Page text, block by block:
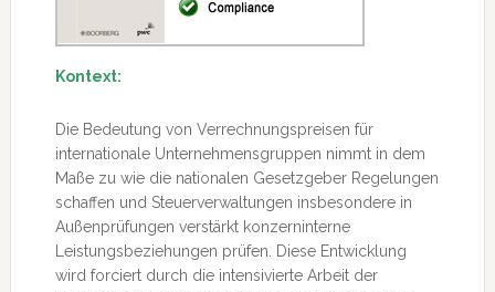
Kontext:
Die Bedeutung von Verrechnungspreisen für
internationale Unternehmensgruppen nimmt in dem
Maße zu wie die nationalen Gesetzgeber Regelungen
schaffen und Steuerverwaltungen insbesondere in
Außenprüfungen verstärkt konzerninterne
Leistungsbeziehungen prüfen. Diese Entwicklung
wird forciert durch die intensivierte Arbeit der